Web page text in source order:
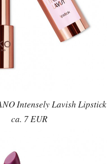
Intensely Lavish Lipstick
ca. 7 EUR